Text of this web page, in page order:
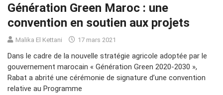
Génération Green Maroc : une
convention en soutien aux projets
Malika El Kettani 17 mars 2021
Dans le cadre de la nouvelle stratégie agricole adoptée par le
gouvernement marocain « Génération Green 2020-2030 »,
Rabat a abrité une cérémonie de signature d’une convention
relative au Programme